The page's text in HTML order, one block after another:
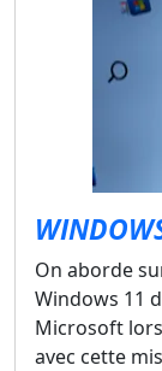
On aborde
Windows 11
Microsoft
avec cette